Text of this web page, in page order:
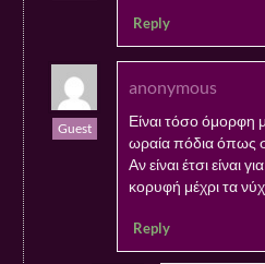
Reply
Guest
anonymous
Είναι τόσο όμορφη
ωραία πόδια όπως
Αν είναι έτσι είναι
κορυφή μέχρι τα
Reply